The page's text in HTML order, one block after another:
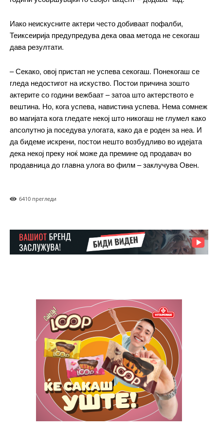
Ut mollis pellentesque tortor
Nullam eu erat condimentum
Donec quis est ac felis
Pro
$100 / yearplaceholder text
Full member access:
Praesent euismod ac
Ut mollis pellentesque tortor
Yearly pricing Monthly pricing
Иако неискусните актери често добиваат пофалби,
Теиксеирија предупредува дека оваа метода не секогаш
дава резултати.
– Секако, овој пристап не успева секогаш. Понекогаш се
гледа недостигот на искуство. Постои причина зошто
актерите со години вежбаат – затоа што актерството е
вештина. Но, кога успева, навистина успева. Нема сомнеж
во магијата кога гледате некој што никогаш не глумел како
апсолутно ја поседува улогата, како да е роден за неа. И
да бидеме искрени, постои нешто возбудливо во идејата
дека некој преку ноќ може да премине од продавач во
продавница до главна улога во филм – заклучува Овен.
6410 прегледи